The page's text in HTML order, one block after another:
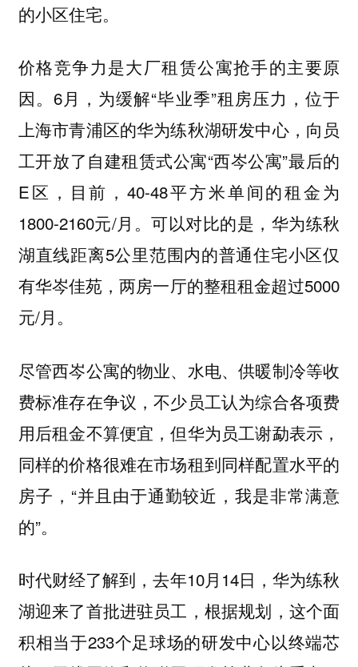
的小区住宅。
价格竞争力是大厂租赁公寓抢手的主要原
因。6月，为缓解“毕业季”租房压力，位于
上海市青浦区的华为练秋湖研发中心，向员
工开放了自建租赁式公寓“西岑公寓”最后的
E区，目前，40-48平方米单间的租金为
1800-2160元/月。可以对比的是，华为练秋
湖直线距离5公里范围内的普通住宅小区仅
有华岑佳苑，两房一厅的整租租金超过5000
元/月。
尽管西岑公寓的物业、水电、供暖制冷等收
费标准存在争议，不少员工认为综合各项费
用后租金不算便宜，但华为员工谢勐表示，
同样的价格很难在市场租到同样配置水平的
房子，“并且由于通勤较近，我是非常满意
的”。
时代财经了解到，去年10月14日，华为练秋
湖迎来了首批进驻员工，根据规划，这个面
积相当于233个足球场的研发中心以终端芯